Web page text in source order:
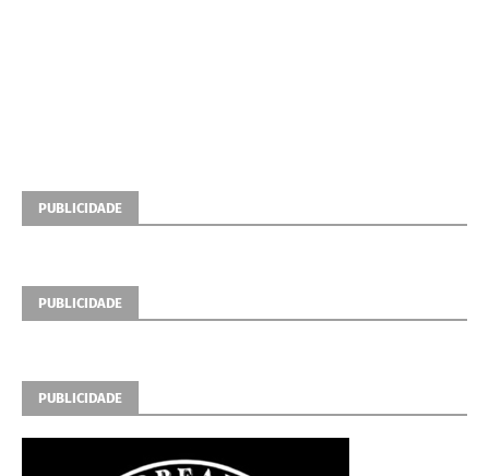
PUBLICIDADE
PUBLICIDADE
PUBLICIDADE